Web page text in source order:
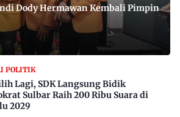
Dody Hermawan Kembali Pimpin
POLITIK
Lagi, SDK Langsung Bidik
Sulbar Raih 200 Ribu Suara di
2029